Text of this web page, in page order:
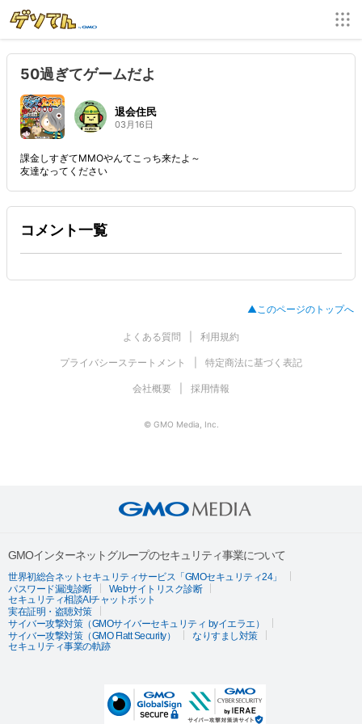
50過ぎてゲームだよ
退会住民
03月16日
課金しすぎてMMOやんてこっち来たよ～
友達なってください
コメント一覧
▲このページのトップへ
よくある質問 利用規約
プライバシーステートメント 特定商法に基づく表記
会社概要 採用情報
© GMO Media, Inc.
GMOインターネットグループのセキュリティ事業について
世界初総合ネットセキュリティサービス「GMOセキュリティ24」
パスワード漏洩診断
Webサイトリスク診断
セキュリティ相談AIチャットボット
実在証明・盗聴対策
サイバー攻撃対策（GMOサイバーセキュリティ byイエラエ）
サイバー攻撃対策（GMO Flatt Security）
なりすまし対策
セキュリティ事業の軌跡